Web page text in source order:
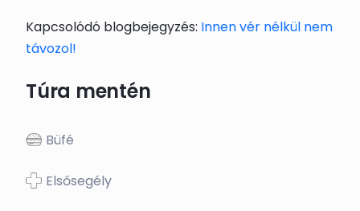
Kapcsolódó blogbejegyzés: Innen vér nélkül nem
távozol!
Túra mentén
Büfé
Elsősegély